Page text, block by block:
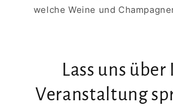
welche Weine und
Lass uns über
Veranstaltung